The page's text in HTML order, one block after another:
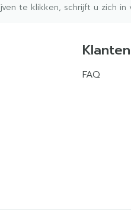
te klikken, schrijft u zich
FAQ